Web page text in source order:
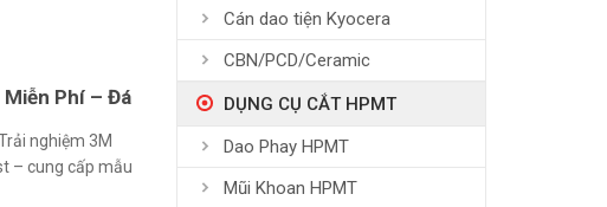
Miễn Phí – Đá
nghiệm 3M
– cung cấp mẫu
Cán dao tiện Kyocera
CBN/PCD/Ceramic
DỤNG CỤ CẮT HPMT
Dao Phay HPMT
Mũi Khoan HPMT